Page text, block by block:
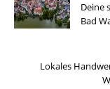
Deine
Bad
Lokales